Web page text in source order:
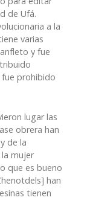
de Ufá.
a la
varias
y fue
fue prohibido
lugar las
obrera han
de la
mujer
que es bueno
han
tienen